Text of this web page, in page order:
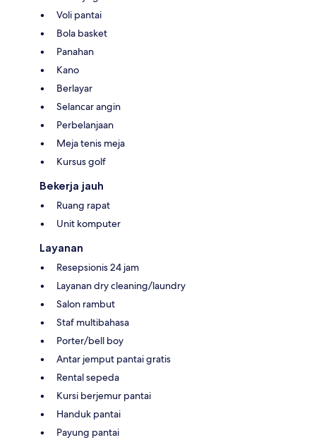
Voli pantai
Bola basket
Panahan
Kano
Berlayar
Selancar angin
Perbelanjaan
Meja tenis meja
Kursus golf
Bekerja jauh
Ruang rapat
Unit komputer
Layanan
Resepsionis 24 jam
Layanan dry cleaning/laundry
Salon rambut
Staf multibahasa
Porter/bell boy
Antar jemput pantai gratis
Rental sepeda
Kursi berjemur pantai
Handuk pantai
Payung pantai